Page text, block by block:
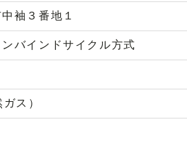
袖３番地１
バインドサイクル方式
ス）